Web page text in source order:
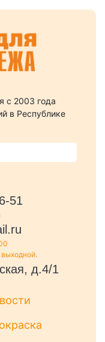
c 2003 года
в Республике
51
д.4/1